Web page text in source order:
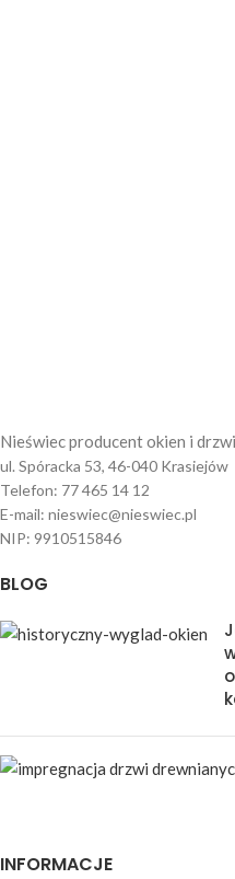
Nieświec producent okien i
ul. Spóracka 53, 46-040 Krasiejów
Telefon: 77 465 14 12
E-mail: nieswiec@nieswiec.pl
NIP: 9910515846
BLOG
INFORMACJE